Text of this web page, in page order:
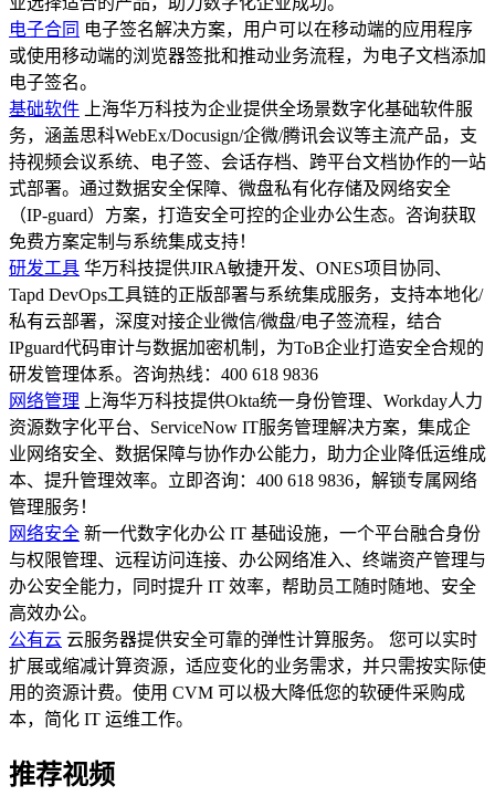
电子合同 电子签名解决方案，用户可以在移动端的应用程序
或使用移动端的浏览器签批和推动业务流程，为电子文档添加
电子签名。
基础软件
上海华万科技为企业提供全场景数字化基础软件服
务，涵盖思科WebEx/Docusign/企微/腾讯会议等主流产品，支
持视频会议系统、电子签、会话存档、跨平台文档协作的一站
式部署。通过数据安全保障、微盘私有化存储及网络安全
（IP-guard）方案，打造安全可控的企业办公生态。咨询获取
免费方案定制与系统集成支持！
研发工具 华万科技提供JIRA敏捷开发、ONES项目协同、
Tapd DevOps工具链的正版部署与系统集成服务，支持本地化/
私有云部署，深度对接企业微信/微盘/电子签流程，结合
IPguard代码审计与数据加密机制，为ToB企业打造安全合规的
研发管理体系。咨询热线：400 618 9836
网络管理
上海华万科技提供Okta统一身份管理、Workday人力
资源数字化平台、ServiceNow IT服务管理解决方案，集成企
业网络安全、数据保障与协作办公能力，助力企业降低运维成
本、提升管理效率。立即咨询：400 618 9836，解锁专属网络
管理服务！
网络安全 新一代数字化办公 IT 基础设施，一个平台融合身份
与权限管理、远程访问连接、办公网络准入、终端资产管理与
办公安全能力，同时提升 IT 效率，帮助员工随时随地、安全
高效办公。
公有云 云服务器提供安全可靠的弹性计算服务。 您可以实时
扩展或缩减计算资源，适应变化的业务需求，并只需按实际使
用的资源计费。使用 CVM 可以极大降低您的软硬件采购成
本，简化 IT 运维工作。
推荐视频